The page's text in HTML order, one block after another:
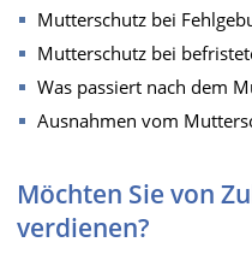
Mutterschutz bei
Mutterschutz bei
Was passiert nach dem
Ausnahmen vom
Möchten Sie von
verdienen?